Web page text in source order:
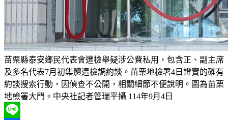
苗栗縣泰安鄉民代表會遭檢舉疑涉公費私用，包含正、副主席
及多名代表7月初集體遭檢調約談。苗栗地檢署4日證實的確有
約談搜索行動，因偵查不公開，相關細節不便說明。圖為苗栗
地檢署大門。中央社記者管瑞平攝 114年9月4日